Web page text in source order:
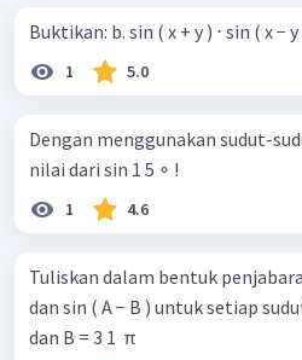
Buktikan: b. sin ( x + y ) ⋅ sin (
1 5.0
Dengan menggunakan sudut-
nilai dari sin 1 5 ∘ !
1 4.6
Tuliskan dalam bentuk
dan sin ( A − B ) untuk setiap sudut di
dan B = 3 1 ​ π